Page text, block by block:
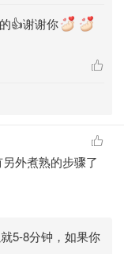
好者来说😎
👍谢谢你
外煮熟的步骤了
5-8分钟，如果你